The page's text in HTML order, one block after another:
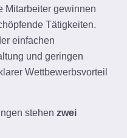
Mitarbeiter gewinnen
Tätigkeiten.
einfachen
und geringen
Wettbewerbsvorteil
stehen zwei